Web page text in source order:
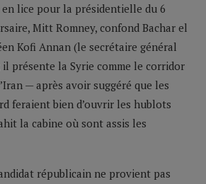
lice pour la présidentielle du 6
Mitt Romney, confond Bachar el
Kofi Annan (le secrétaire général
présente la Syrie comme le corridor
— après avoir suggéré que les
feraient bien d’ouvrir les hublots
la cabine où sont assis les
républicain ne provient pas